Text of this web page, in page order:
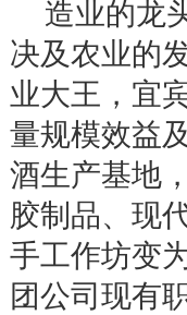
造业的龙
决及农业的
业大王，宜
量规模效益
酒生产基地
胶制品、现
手工作坊变
团公司现有